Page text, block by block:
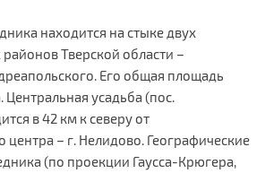
находится на стыке двух
Тверской области –
Его общая площадь
Центральная усадьба (пос.
в 42 км к северу от
центра – г. Нелидово. Географические
(по проекции Гаусса-Крюгера,